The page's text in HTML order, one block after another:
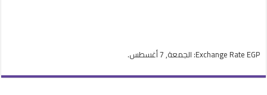
Exchange Rate EGP : الجمعة, 7 أغسطس.